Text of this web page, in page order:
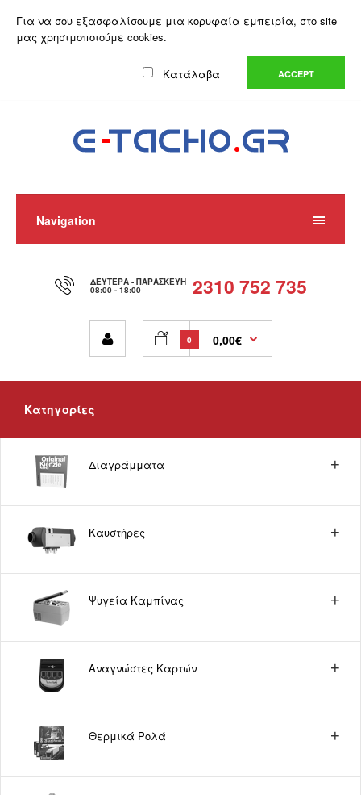
Για να σου εξασφαλίσουμε μια κορυφαία εμπειρία, στο site
μας χρησιμοποιούμε cookies.
Κατάλαβα ACCEPT
Ο Λογαριασμός μου Λίστα Επιθυμιών (0)
Καλάθι Αγορών
Navigation
ΔΕΥΤΈΡΑ - ΠΑΡΑΣΚΕΥΉ
08:00 - 18:00 2310 752 735
0 0,00€
Κατηγορίες
Διαγράμματα
Καυστήρες
Ψυγεία Καμπίνας
Αναγνώστες Καρτών
Θερμικά Ρολά